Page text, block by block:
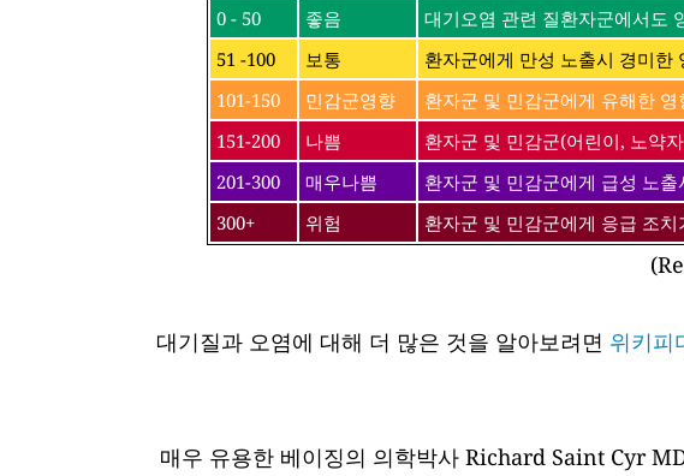
0 - 50
좋음
대기오염 관련 질환자군에서도
51 -100
보통
환자군에게 만성 노출시 경미한
101-150
민감군영향
환자군 및 민감군에게 유해한
151-200
나쁨
환자군 및 민감군(어린이, 노약
201-300
매우나쁨
환자군 및 민감군에게 급성 노
300+
위험 환자군 및 민감군에게 응급 조
대기질과 오염에 대해 더 많은 것을 알아보려면 위키피
매우 유용한 베이징의 의학박사 Richard Saint Cyr